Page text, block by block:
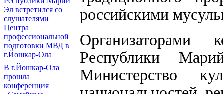
Эл встретился со
слушателями
Центра
профессиональной
подготовки МВД в
г.Йошкар-Ола
В г.Йошкар-Ола
прошла
конференция
российскими
Республики
Министерство